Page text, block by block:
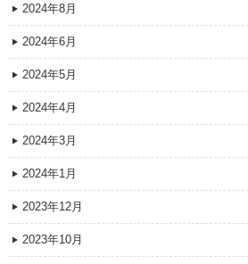
2024年8月
2024年6月
2024年5月
2024年4月
2024年3月
2024年1月
2023年12月
2023年10月